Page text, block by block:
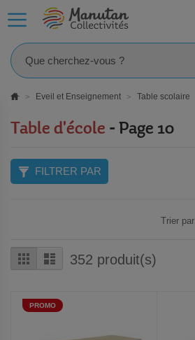
Eveil et Enseignement Table scolaire
Table d'école - Page 10
Grille Liste352 produit(s)
Trier par
PROMO
FILTRER PAR